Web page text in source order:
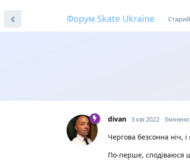
Форум Skate Ukraine
divan 3 кві 2022 Змінено
Чергова безсонна ніч,
По-перше, сподіваюся